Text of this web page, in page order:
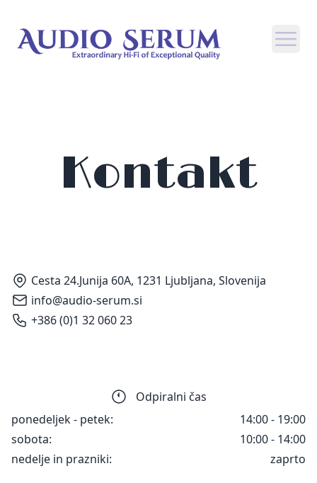
Kontakt
Cesta 24.Junija 60A, 1231 Ljubljana, Slovenija
info@audio-serum.si
+386 (0)1 32 060 23
Odpiralni čas
ponedeljek - petek:
14:00 - 19:00
sobota:
10:00 - 14:00
nedelje in prazniki:
zaprto